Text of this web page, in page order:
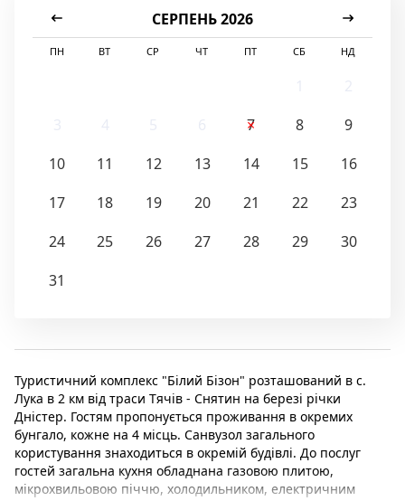
СЕРПЕНЬ 2026
ПН ВТ СР ЧТ ПТ СБ НД
7 8
9
10
11 12 13 14 15
16
17
18 19 20 21 22
23
24
25 26 27 28 29
30
31
Туристичний комплекс "Білий Бізон" розташований в с.
Лука в 2 км від траси Тячів - Снятин на березі річки
Дністер. Гостям пропонується проживання в окремих
бунгало, кожне на 4 місць. Санвузол загального
користування знаходиться в окремій будівлі. До послуг
гостей загальна кухня обладнана газовою плитою,
мікрохвильовою піччю, холодильником, електричним